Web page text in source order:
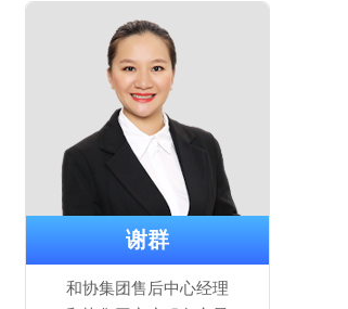
谢群
和协集团售后中心经理